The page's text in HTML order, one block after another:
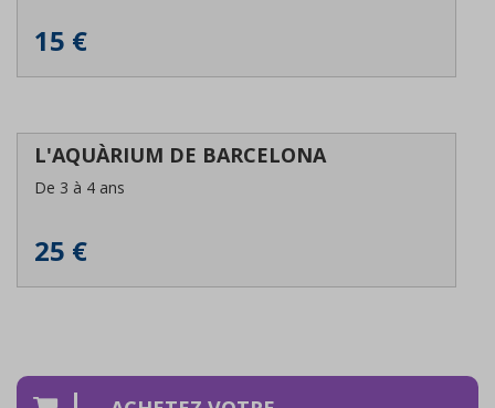
15 €
L'AQUÀRIUM DE BARCELONA
De 3 à 4 ans
25 €